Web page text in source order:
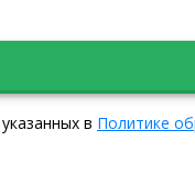
в Политике